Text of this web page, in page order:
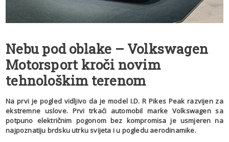
Nebu pod oblake – Volkswagen
Motorsport kroči novim
tehnološkim terenom
Na prvi je pogled vidljivo da je model I.D. R Pikes Peak razvijen za
ekstremne uslove. Prvi trkaći automobil marke Volkswagen sa
potpuno električnim pogonom bez kompromisa je usmjeren na
najpoznatiju brdsku utrku svijeta i u pogledu aerodinamike.